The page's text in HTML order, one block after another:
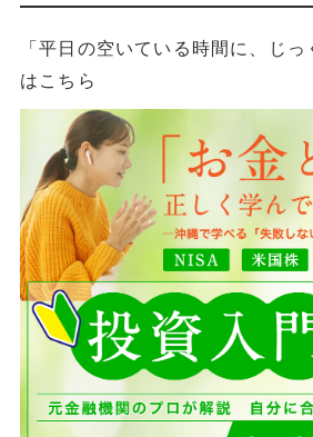
「平日の空いている時間に、じ
はこちら